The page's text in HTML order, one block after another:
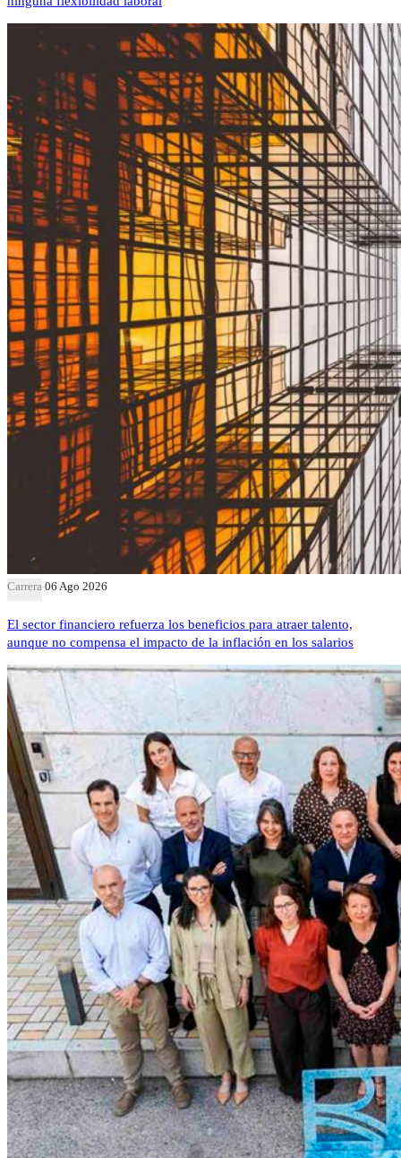
Carrera 06 Ago 2026
El sector financiero refuerza los beneficios para atraer talento,
aunque no compensa el impacto de la inflación en los salarios